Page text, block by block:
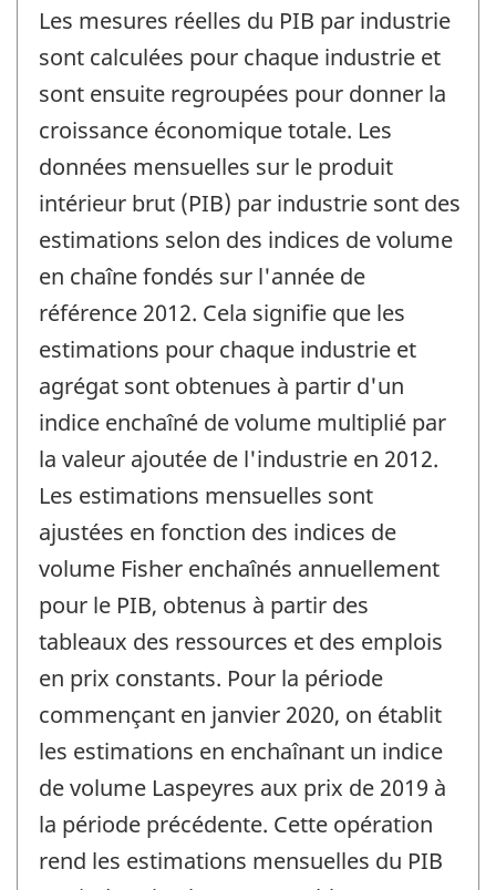
Les mesures réelles du PIB par industrie
sont calculées pour chaque industrie et
sont ensuite regroupées pour donner la
croissance économique totale. Les
données mensuelles sur le produit
intérieur brut (PIB) par industrie sont des
estimations selon des indices de volume
en chaîne fondés sur l'année de
référence 2012. Cela signifie que les
estimations pour chaque industrie et
agrégat sont obtenues à partir d'un
indice enchaîné de volume multiplié par
la valeur ajoutée de l'industrie en 2012.
Les estimations mensuelles sont
ajustées en fonction des indices de
volume Fisher enchaînés annuellement
pour le PIB, obtenus à partir des
tableaux des ressources et des emplois
en prix constants. Pour la période
commençant en janvier 2020, on établit
les estimations en enchaînant un indice
de volume Laspeyres aux prix de 2019 à
la période précédente. Cette opération
rend les estimations mensuelles du PIB